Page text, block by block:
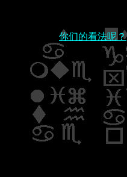
你们的看法呢？